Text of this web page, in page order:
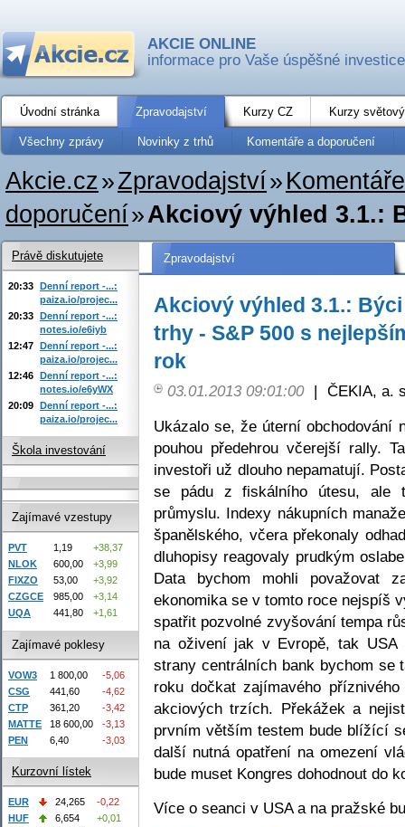
AKCIE ONLINE
informace pro Vaše úspěšné investice
Úvodní stránka Zpravodajství Kurzy CZ Kurzy
Všechny zprávy Novinky z trhů Komentáře a doporučení
Akcie.cz»Zpravodajství»
doporučení»Akciový výhled 3.1.:
Zpravodajství
Akciový výhled 3.1.:
trhy - S&P 500 s
rok
03.01.2013 09:01:00 | ČEKIA, a.
Ukázalo se, že úterní obchodování
pouhou předehrou včerejší rally.
investoři už dlouho nepamatují.
se pádu z fiskálního útesu, ale
průmyslu. Indexy nákupních
španělského, včera překonaly
dluhopisy reagovaly prudkým
Data bychom mohli považovat
ekonomika se v tomto roce nejspíš
spatřit pozvolné zvyšování tempa
na oživení jak v Evropě, tak
strany centrálních bank bychom se
roku dočkat zajímavého
akciových trzích. Překážek a
prvním větším testem bude blížící
další nutná opatření na omezení
bude muset Kongres dohodnout do
Více o seanci v USA a na pražské
Právě diskutujete
20:33 Denní report -...:
paiza.io/projec...
20:33 Denní report -...:
notes.io/e6iyb
12:47 Denní report -...:
paiza.io/projec...
12:46 Denní report -...:
notes.io/e6yWX
20:09 Denní report -...:
paiza.io/projec...
Škola investování
Zajímavé vzestupy
PVT 1,19
+38,37
NLOK
600,00
+3,99
FIXZO
53,00
+3,92
CZGCE
985,00
+3,14
UQA
441,80 +1,61
Zajímavé poklesy
VOW3 1 800,00
-5,06
CSG
441,60
-4,62
CTP
361,20
-3,42
MATTE
18 600,00
-3,13
PEN
6,40 -3,03
Kurzovní lístek
EUR 24,265
-0,22
HUF
6,654
+0,01